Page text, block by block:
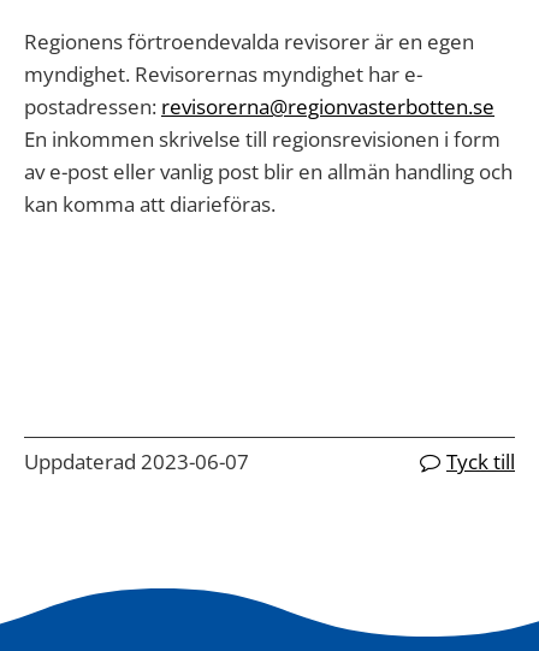
Regionens förtroendevalda revisorer är en egen
myndighet. Revisorernas myndighet har e-
postadressen: revisorerna@regionvasterbotten.se
En inkommen skrivelse till regionsrevisionen i form
av e-post eller vanlig post blir en allmän handling och
kan komma att diarieföras.
Uppdaterad 2023-06-07 Tyck till